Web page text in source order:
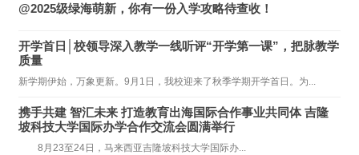
@2025级绿海萌新，你有一份入学攻略待查收！
开学首日│校领导深入教学一线听评“开学第一课”，把脉教学
质量
新学期伊始，万象更新。9月1日，我校迎来了秋季学期开学首日。为...
携手共建 智汇未来 打造教育出海国际合作事业共同体 吉隆
坡科技大学国际办学合作交流会圆满举行
8月23至24日，马来西亚吉隆坡科技大学国际办...